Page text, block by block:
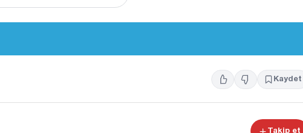
Kaydet
Takip et